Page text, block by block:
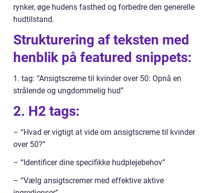
rynker, øge hudens fasthed og forbedre den generelle
hudtilstand.
Strukturering af teksten med
henblik på featured snippets:
1. tag: “Ansigtscreme til kvinder over 50: Opnå en
strålende og ungdommelig hud”
2. H2 tags:
– “Hvad er vigtigt at vide om ansigtscreme til kvinder
over 50?”
– “Identificer dine specifikke hudplejebehov”
– “Vælg ansigtscremer med effektive aktive